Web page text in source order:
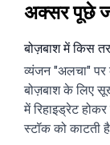
अक्सर पूछे
बोज़बाश में किस
व्यंजन "अलचा"
बोज़बाश के लिए
में रिहाइड्रेट
स्टॉक को काटती